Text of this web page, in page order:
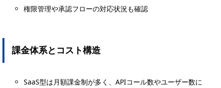
権限管理や承認フローの対応状況も確認
課金体系とコスト構造
SaaS型は月額課金制が多く、APIコール数やユーザー数に